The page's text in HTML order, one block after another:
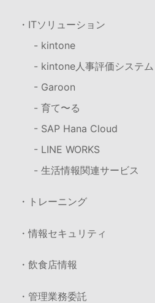
・ITソリューション
- kintone
- kintone人事評価システム
- Garoon
- 育て〜る
- SAP Hana Cloud
- LINE WORKS
- 生活情報関連サービス
・トレーニング
・情報セキュリティ
・飲食店情報
・管理業務委託